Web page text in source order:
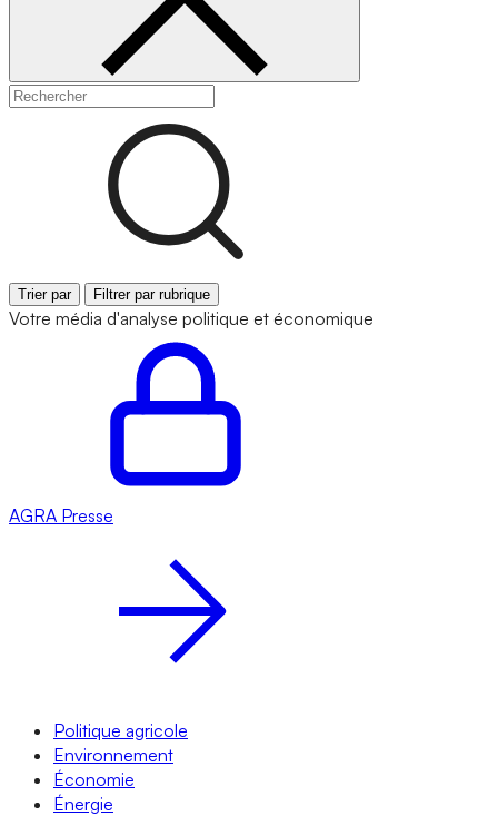
Trier par Filtrer par rubrique
Votre média d'analyse politique et économique
AGRA Presse
Politique agricole
Environnement
Économie
Énergie